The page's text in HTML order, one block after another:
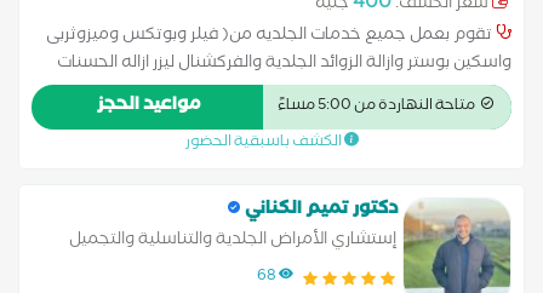
تقوم بعمل جميع خدمات الجلديه من( فيلر وبوتكس وميزوثربى
واسكين بوستر وازالة الزوائد الجلدية والفركشنال ليزر ازاله الحسنات
المركبه وعلاج البشرة وحساسية الجلد وتفتيح البشرة وعلاج
التجاعيد) ومن امهر الدكاترة بالمركز
متاحة النهاردة من 5:00 مساءً مواعيد الحجز
الكشف باسبقية الحضور
دكتور تميم الكناني
إستشاري الأمراض الجلدية والتناسلية والتجميل
والليزر
68